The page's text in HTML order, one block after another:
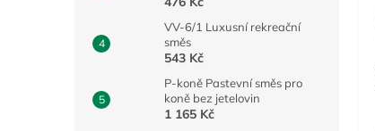
VV-6/1 Luxusní rekreační
směs
543 Kč
P-koně Pastevní směs pro
koně bez jetelovin
1 165 Kč